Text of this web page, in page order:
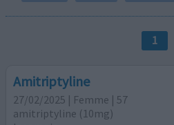
1
Amitriptyline
27/02/2025 | Femme | 57
amitriptyline (10mg)